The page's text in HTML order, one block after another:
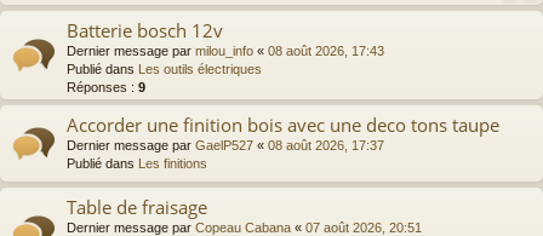
Batterie bosch 12v
Dernier message par milou_info « 08 août 2026, 17:43
Publié dans Les outils électriques
Réponses : 9
Accorder une finition bois avec une deco tons taupe
Dernier message par GaelP527 « 08 août 2026, 17:37
Publié dans Les finitions
Table de fraisage
Dernier message par Copeau Cabana « 07 août 2026, 20:51